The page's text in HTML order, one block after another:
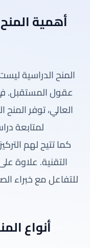
أهمية
المنح الدراسية
عقول المستقبل.
العالي، توفر
لمتابعة
كما تتيح لهم
التقنية. علاوة
للتفاعل مع خبراء
أنواع